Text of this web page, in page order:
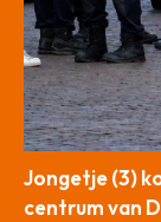
Jongetje (3)
centrum van